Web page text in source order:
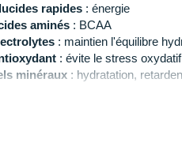
rapides : énergie
aminés : BCAA
: maintien l'équilibre
: évite le stress oxydatif
minéraux : hydratation,